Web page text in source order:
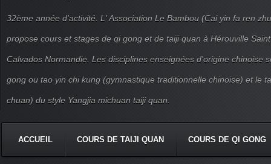
32ème année d'activité. L' Association Le Bambou (Cai yin fa ren
propose cours et stages de qi gong et de taiji quan à Hérouville
Calvados Normandie. Les disciplines enseignées d'origine chinoise
gong ou tao yin chi kung (gymnastique traditionnelle chinoise) et le
chuan) du style Yangjia michuan taiji quan.
ACCUEIL COURS DE TAIJI QUAN COURS DE QI GONG